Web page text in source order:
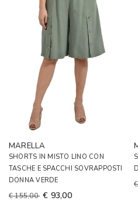
MARELLA
SHORTS IN MISTO LINO CON
TASCHE E SPACCHI SOVRAPPOSTI
DONNA VERDE
€ 155,00 € 93,00